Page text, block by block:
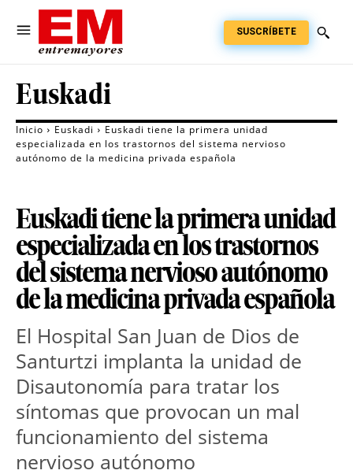
SUSCRÍBETE
Euskadi
Inicio Euskadi
Euskadi tiene la primera unidad
especializada en los trastornos del sistema nervioso
autónomo de la medicina privada española
Euskadi tiene la primera unidad
especializada en los trastornos
del sistema nervioso autónomo
de la medicina privada española
El Hospital San Juan de Dios de
Santurtzi implanta la unidad de
Disautonomía para tratar los
síntomas que provocan un mal
funcionamiento del sistema
nervioso autónomo